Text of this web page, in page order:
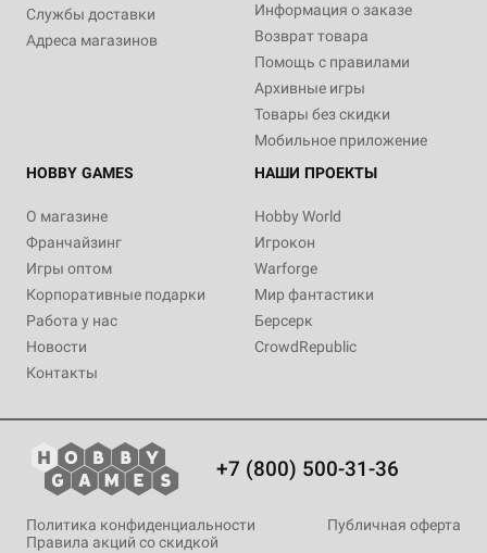
Службы доставки
Адреса магазинов
Информация о заказе
Возврат товара
Помощь с правилами
Архивные игры
Товары без скидки
Мобильное приложение
HOBBY GAMES
О магазине
Франчайзинг
Игры оптом
Корпоративные подарки
Работа у нас
Новости
Контакты
НАШИ ПРОЕКТЫ
Hobby World
Игрокон
Warforge
Мир фантастики
Берсерк
CrowdRepublic
+7 (800) 500-31-36
Политика конфиденциальности
Публичная оферта
Правила акций со скидкой